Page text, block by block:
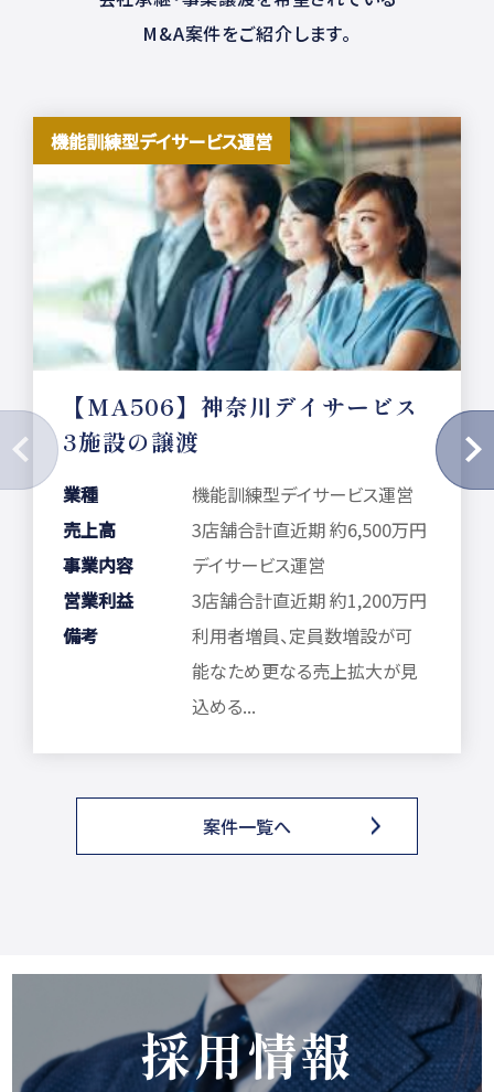
M&A案件をご紹介します。
【MA506】神奈川デイサービス
3施設の譲渡
業種
機能訓練型デイサービス運営
売上高
3店舗合計直近期 約6,500万円
事業内容
デイサービス運営
営業利益
3店舗合計直近期 約1,200万円
備考
利用者増員、定員数増設が可
能なため更なる売上拡大が見
込める...
機能訓練型デイサービス運営
案件一覧へ
採用情報